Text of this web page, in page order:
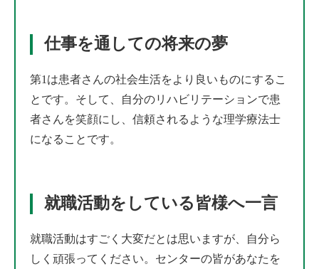
仕事を通しての将来の夢
第1は患者さんの社会生活をより良いものにするこ
とです。そして、自分のリハビリテーションで患
者さんを笑顔にし、信頼されるような理学療法士
になることです。
就職活動をしている皆様へ一言
就職活動はすごく大変だとは思いますが、自分ら
しく頑張ってください。センターの皆があなたを